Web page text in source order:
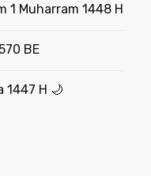
1 Muharram 1448 H
BE
1447 H 🌙